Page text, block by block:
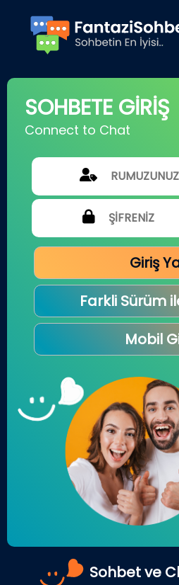
SOHBETE GİRİŞ
Connect to Chat
Giriş
Farkli Sürüm
Mobil
Sohbet ve